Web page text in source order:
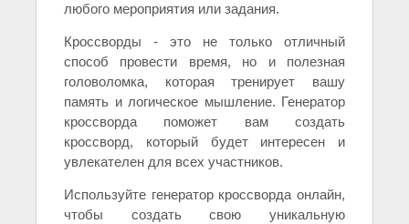
любого мероприятия или задания.
Кроссворды - это не только отличный
способ провести время, но и полезная
головоломка, которая тренирует вашу
память и логическое мышление. Генератор
кроссворда поможет вам создать
кроссворд, который будет интересен и
увлекателен для всех участников.
Используйте генератор кроссворда онлайн,
чтобы создать свою уникальную